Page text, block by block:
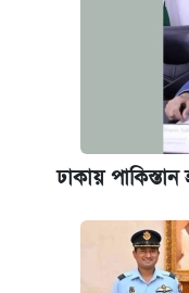
ঢাকায়